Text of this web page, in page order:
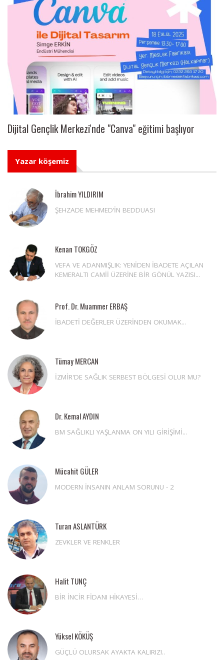
Dijital Gençlik Merkezi'nde "Canva" eğitimi başlıyor
Yazar köşemiz
İbrahim YILDIRIM
ŞEHZADE MEHMED’İN BEDDUASI
Kenan TOKGÖZ
VEFA VE ADANMIŞLIK: YENİDEN İBADETE AÇILAN
KEMERALTI CAMİİ ÜZERİNE BİR GÖNÜL YAZISI...
Prof. Dr. Muammer ERBAŞ
İBADETİ DEĞERLER ÜZERİNDEN OKUMAK...
Tümay MERCAN
İZMİR'DE SAĞLIK SERBEST BÖLGESİ OLUR MU?
Dr. Kemal AYDIN
BM SAĞLIKLI YAŞLANMA ON YILI GİRİŞİMİ...
Mücahit GÜLER
MODERN İNSANIN ANLAM SORUNU - 2
Turan ASLANTÜRK
ZEVKLER VE RENKLER
Halit TUNÇ
BİR İNCİR FİDANI HİKAYESİ…
Yüksel KÖKÜŞ
GÜÇLÜ OLURSAK AYAKTA KALIRIZ!..